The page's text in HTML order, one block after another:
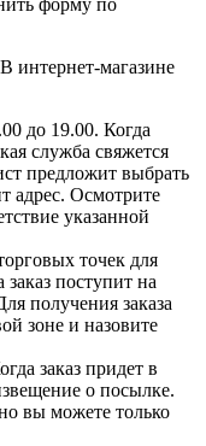
форму по
интернет-магазине
до 19.00. Когда
служба свяжется
предложит выбрать
адрес. Осмотрите
указанной
точек для
поступит на
получения заказа
зоне и назовите
заказ придет в
о посылке.
вы можете только